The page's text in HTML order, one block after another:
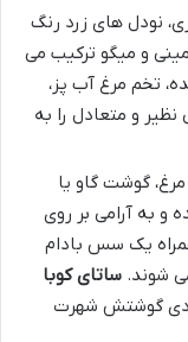
نودل های زرد رنگ
و میگو ترکیب می
تخم مرغ آب پز،
و متعادل را به
گوشت گاو یا
و به آرامی بر روی
یک سس بادام
شوند. ساتای کوبا
گوشتش شهرت